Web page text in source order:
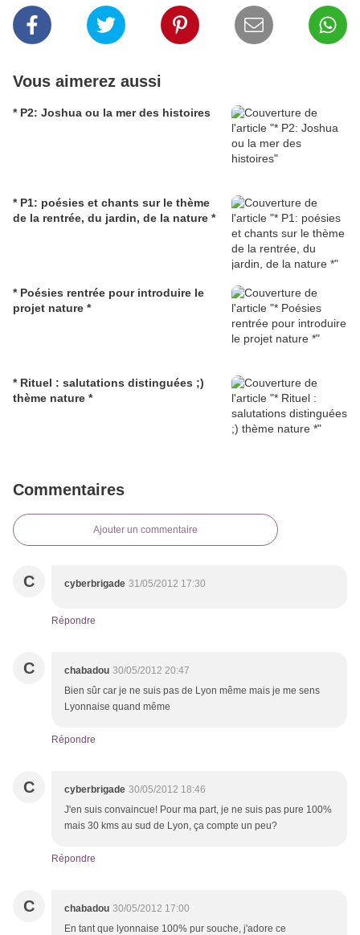
Vous aimerez aussi
* P2: Joshua ou la mer des histoires
* P1: poésies et chants sur le thème
de la rentrée, du jardin, de la nature *
* Poésies rentrée pour introduire le
projet nature *
* Rituel : salutations distinguées ;)
thème nature *
Commentaires
Ajouter un commentaire
C cyberbrigade 31/05/2012 17:30
Répondre
C chabadou 30/05/2012 20:47
Bien sûr car je ne suis pas de Lyon même mais je me sens
Lyonnaise quand même
Répondre
C cyberbrigade 30/05/2012 18:46
J'en suis convaincue! Pour ma part, je ne suis pas pure 100%
mais 30 kms au sud de Lyon, ça compte un peu?
Répondre
C chabadou 30/05/2012 17:00
En tant que lyonnaise 100% pur souche, j'adore ce